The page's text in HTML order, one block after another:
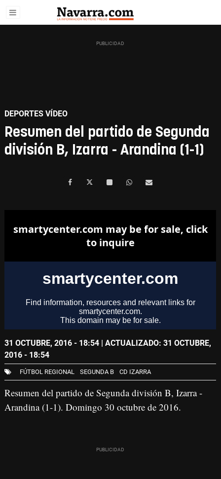
DEPORTES VÍDEO
Resumen del partido de Segunda
división B, Izarra - Arandina (1-1)
31 OCTUBRE, 2016 - 18:54 | ACTUALIZADO: 31 OCTUBRE,
2016 - 18:54
FÚTBOL REGIONAL SEGUNDA B CD IZARRA
Resumen del partido de Segunda división B, Izarra -
Arandina (1-1). Domingo 30 octubre de 2016.